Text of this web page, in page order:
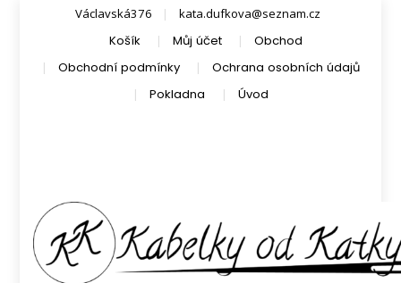
Václavská376 kata.dufkova@seznam.cz
Košík Můj účet
Obchod
Obchodní podmínky
Ochrana osobních údajů
Pokladna
Úvod